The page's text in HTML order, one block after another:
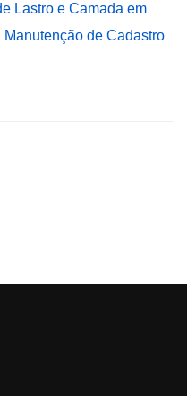
Lastro e Camada em
de Cadastro